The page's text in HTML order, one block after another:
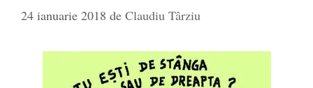
24 ianuarie 2018 de Claudiu Târziu